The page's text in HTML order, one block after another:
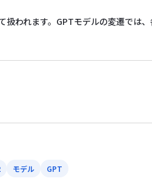
われます。GPTモデルの変遷では
モデル GPT